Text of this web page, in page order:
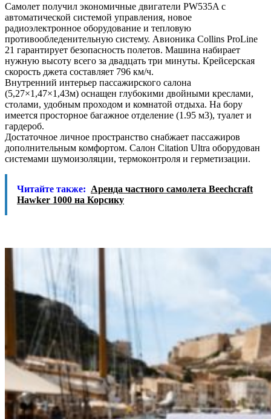
Самолет получил экономичные двигатели PW535A с
автоматической системой управления, новое
радиоэлектронное оборудование и тепловую
противообледенительную систему. Авионика Collins ProLine
21 гарантирует безопасность полетов. Машина набирает
нужную высоту всего за двадцать три минуты. Крейсерская
скорость джета составляет 796 км/ч.
Внутренний интерьер пассажирского салона
(5,27×1,47×1,43м) оснащен глубокими двойными креслами,
столами, удобным проходом и комнатой отдыха. На бору
имеется просторное багажное отделение (1.95 м3), туалет и
гардероб.
Достаточное личное пространство снабжает пассажиров
дополнительным комфортом. Салон Citation Ultra оборудован
системами шумоизоляции, термоконтроля и герметизации.
Читайте также: Аренда частного самолета Beechcraft
Hawker 1000 на Корсику